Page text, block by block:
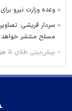
وعده وزارت نیرو
سردار قریشی:
مسلح منتشر
پیش‌بینی طلای ۵ هزار دلاری تا زمستان ۲۰۲۶
قیمت طلا و سکه
سحرخیزان مهاجم